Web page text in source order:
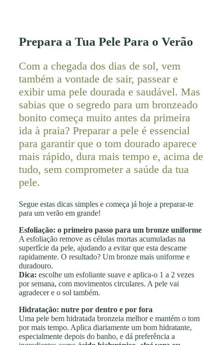
Prepara a Tua Pele Para o Verão
Com a chegada dos dias de sol, vem
também a vontade de sair, passear e
exibir uma pele dourada e saudável. Mas
sabias que o segredo para um bronzeado
bonito começa muito antes da primeira
ida à praia? Preparar a pele é essencial
para garantir que o tom dourado aparece
mais rápido, dura mais tempo e, acima de
tudo, sem comprometer a saúde da tua
pele.
Segue estas dicas simples e começa já hoje a preparar-te
para um verão em grande!
Esfoliação: o primeiro passo para um bronze uniforme
A esfoliação remove as células mortas acumuladas na
superfície da pele, ajudando a evitar que esta descame
rapidamente. O resultado? Um bronze mais uniforme e
duradouro.
Dica: escolhe um esfoliante suave e aplica-o 1 a 2 vezes
por semana, com movimentos circulares. A pele vai
agradecer e o sol também.
Hidratação: nutre por dentro e por fora
Uma pele bem hidratada bronzeia melhor e mantém o tom
por mais tempo. Aplica diariamente um bom hidratante,
especialmente depois do banho, e dá preferência a